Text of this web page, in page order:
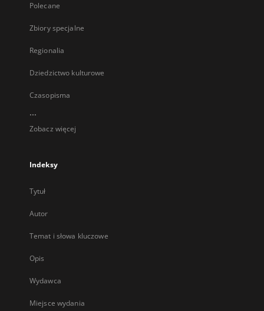
Polecane
Zbiory specjalne
Regionalia
Dziedzictwo kulturowe
Czasopisma
...
Zobacz więcej
Indeksy
Tytuł
Autor
Temat i słowa kluczowe
Opis
Wydawca
Miejsce wydania